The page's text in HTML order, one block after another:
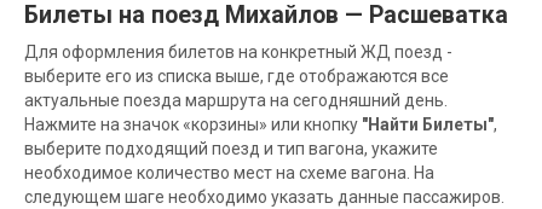
Билеты на поезд Михайлов — Расшеватка
Для оформления билетов на конкретный ЖД поезд -
выберите его из списка выше, где отображаются все
актуальные поезда маршрута на сегодняшний день.
Нажмите на значок «корзины» или кнопку "Найти Билеты",
выберите подходящий поезд и тип вагона, укажите
необходимое количество мест на схеме вагона. На
следующем шаге необходимо указать данные пассажиров.